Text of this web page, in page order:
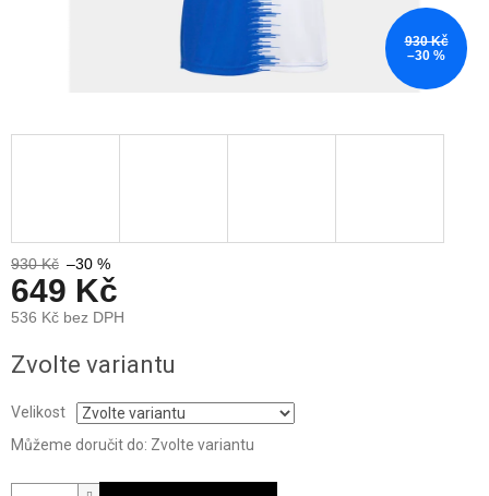
930 Kč
–30 %
930 Kč –30 %
649 Kč
536 Kč bez DPH
cena:
Zvolte variantu
Velikost
Můžeme doručit do: Zvolte variantu